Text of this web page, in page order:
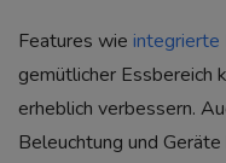
Features wie integrierte
gemütlicher Essbereich
erheblich verbessern.
Beleuchtung und